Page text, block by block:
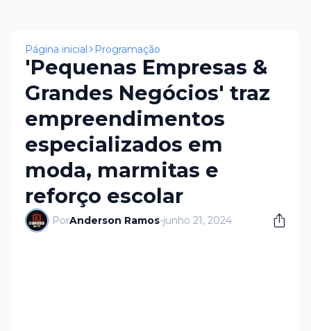
Página inicial Programação
'Pequenas Empresas &
Grandes Negócios' traz
empreendimentos
especializados em
moda, marmitas e
reforço escolar
PorAnderson Ramos-junho 21, 2024